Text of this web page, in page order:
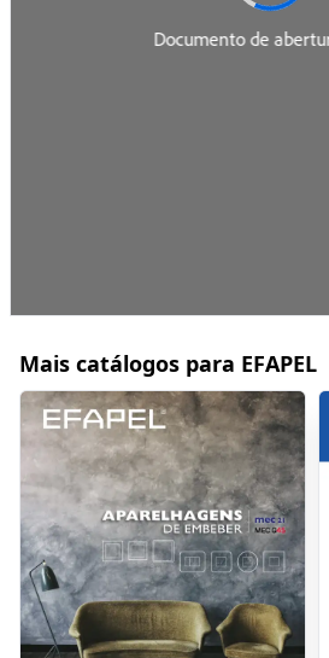
Mais catálogos para EFAPEL